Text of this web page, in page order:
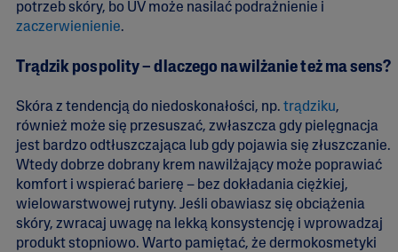
potrzeb skóry, bo UV może nasilać podrażnienie i
zaczerwienienie.
Trądzik pospolity – dlaczego nawilżanie też ma sens?
Skóra z tendencją do niedoskonałości, np.trądziku,
również może się przesuszać, zwłaszcza gdy pielęgnacja
jest bardzo odtłuszczająca lub gdy pojawia się złuszczanie.
Wtedy dobrze dobrany krem nawilżający może poprawiać
komfort i wspierać barierę – bez dokładania ciężkiej,
wielowarstwowej rutyny. Jeśli obawiasz się obciążenia
skóry, zwracaj uwagę na lekką konsystencję i wprowadzaj
produkt stopniowo. Warto pamiętać, że dermokosmetyki